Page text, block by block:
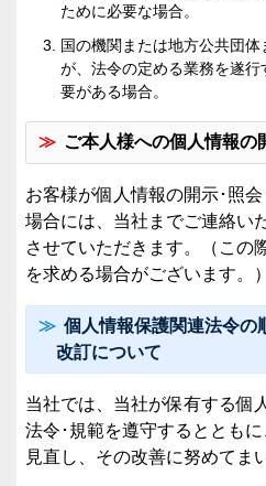
ために必要な場合。
国の機関または地方公共団
が、法令の定める業務を遂
要がある場合。
ご本人様への個人情報の
お客様が個人情報の開示･照
場合には、当社までご連絡い
させていただきます。（この
を求める場合がございます。）
個人情報保護関連法令の
改訂について
当社では、当社が保有する個
法令･規範を遵守するととも
見直し、その改善に努めてま